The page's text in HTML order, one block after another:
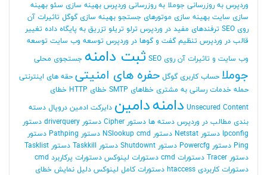
وردپرس به روزرسانی جوملا به روزرسانی وردپرس بهینه سازی سئو بهینه
سازی سایت بهینه سازی موتورهای جستجو بهینه سازی گوگل تاثیرات آن
روی SEO
ترفندهای مفید در وردپرس ترلو تریلو تزریق به پایگاه داده تغییر
قالب در وردپرس تنظیم گفت و گوها در وردپرس توسعه وب سایت توسعه
وب سایت و تاثیرات آن روی SEO
ثبت دامنه جستجوی محلی
جوملا حساب کاربری گوگل حفره های امنیتی حقه های اینترنتی
حمله خدمات رسانی به مشتری خطاهای SMTP خطای HTTP
خطای
Unsecured Content دامنهدامین دایرکت ادمین دروپال دسته
بندی مطالب در وردپرس دسته ها دستور Cipher دستور driverquery
دستور
Ipconfig دستور Netstat دستور NSlookup cmd دستور Pathping
دستور
Ping دستور Powercfg دستور Shutdownt دستور Taskkill
دستور Tasklist
دستور Tracer
دستورات cmd دستورات لینوکس دستورات پرکاربرد cmd
دستورات کاربردی htaccess
دستورات کامل لینوکس دلیل نمایش خطای